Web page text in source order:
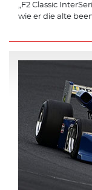
„F2 Classic
wie er die alte